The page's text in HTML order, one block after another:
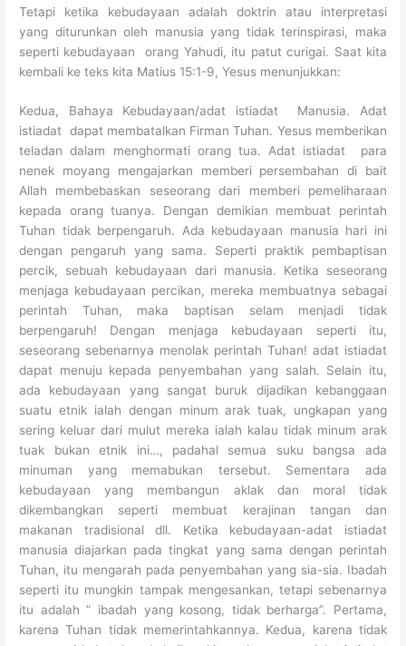
Tetapi ketika kebudayaan adalah doktrin atau interpretasi
yang diturunkan oleh manusia yang tidak terinspirasi, maka
seperti kebudayaan orang Yahudi, itu patut curigai. Saat kita
kembali ke teks kita Matius 15:1-9, Yesus menunjukkan:
Kedua, Bahaya Kebudayaan/adat istiadat Manusia. Adat
istiadat dapat membatalkan Firman Tuhan. Yesus memberikan
teladan dalam menghormati orang tua. Adat istiadat para
nenek moyang mengajarkan memberi persembahan di bait
Allah membebaskan seseorang dari memberi pemeliharaan
kepada orang tuanya. Dengan demikian membuat perintah
Tuhan tidak berpengaruh. Ada kebudayaan manusia hari ini
dengan pengaruh yang sama. Seperti praktik pembaptisan
percik, sebuah kebudayaan dari manusia. Ketika seseorang
menjaga kebudayaan percikan, mereka membuatnya sebagai
perintah Tuhan, maka baptisan selam menjadi tidak
berpengaruh! Dengan menjaga kebudayaan seperti itu,
seseorang sebenarnya menolak perintah Tuhan! adat istiadat
dapat menuju kepada penyembahan yang salah. Selain itu,
ada kebudayaan yang sangat buruk dijadikan kebanggaan
suatu etnik ialah dengan minum arak tuak, ungkapan yang
sering keluar dari mulut mereka ialah kalau tidak minum arak
tuak bukan etnik ini…, padahal semua suku bangsa ada
minuman yang memabukan tersebut. Sementara ada
kebudayaan yang membangun aklak dan moral tidak
dikembangkan seperti membuat kerajinan tangan dan
makanan tradisional dll. Ketika kebudayaan-adat istiadat
manusia diajarkan pada tingkat yang sama dengan perintah
Tuhan, itu mengarah pada penyembahan yang sia-sia. Ibadah
seperti itu mungkin tampak mengesankan, tetapi sebenarnya
itu adalah ” ibadah yang kosong, tidak berharga”. Pertama,
karena Tuhan tidak memerintahkannya. Kedua, karena tidak